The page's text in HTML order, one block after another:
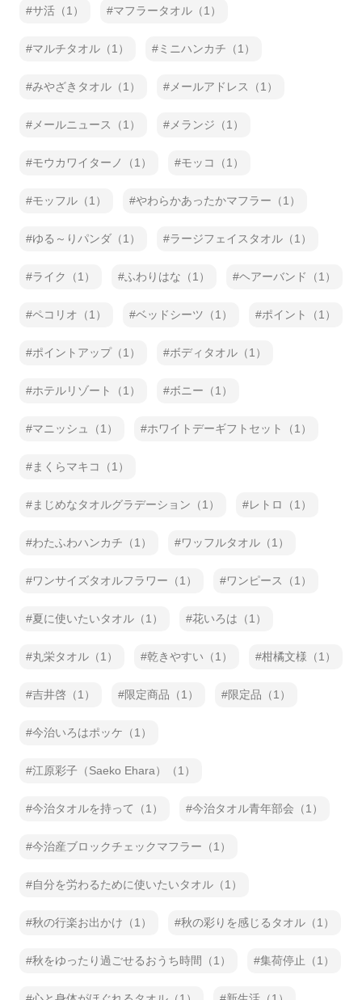
サ活（1） マフラータオル（1）
マルチタオル（1） ミニハンカチ（1）
みやざきタオル（1） メールアドレス（1）
メールニュース（1） メランジ（1）
モウカワイターノ（1） モッコ（1）
モッフル（1） やわらかあったかマフラー（1）
ゆる～りパンダ（1） ラージフェイスタオル（1）
ライク（1） ふわりはな（1） ヘアーバンド（1）
ペコリオ（1） ベッドシーツ（1） ポイント（1）
ポイントアップ（1） ボディタオル（1）
ホテルリゾート（1） ボニー（1）
マニッシュ（1） ホワイトデーギフトセット（1）
まくらマキコ（1）
まじめなタオルグラデーション（1） レトロ（1）
わたふわハンカチ（1） ワッフルタオル（1）
ワンサイズタオルフラワー（1） ワンピース（1）
夏に使いたいタオル（1） 花いろは（1）
丸栄タオル（1） 乾きやすい（1） 柑橘文様（1）
吉井啓（1） 限定商品（1） 限定品（1）
今治いろはポッケ（1）
江原彩子（Saeko Ehara）（1）
今治タオルを持って（1） 今治タオル青年部会（1）
今治産ブロックチェックマフラー（1）
自分を労わるために使いたいタオル（1）
秋の行楽お出かけ（1） 秋の彩りを感じるタオル（1）
秋をゆったり過ごせるおうち時間（1） 集荷停止（1）